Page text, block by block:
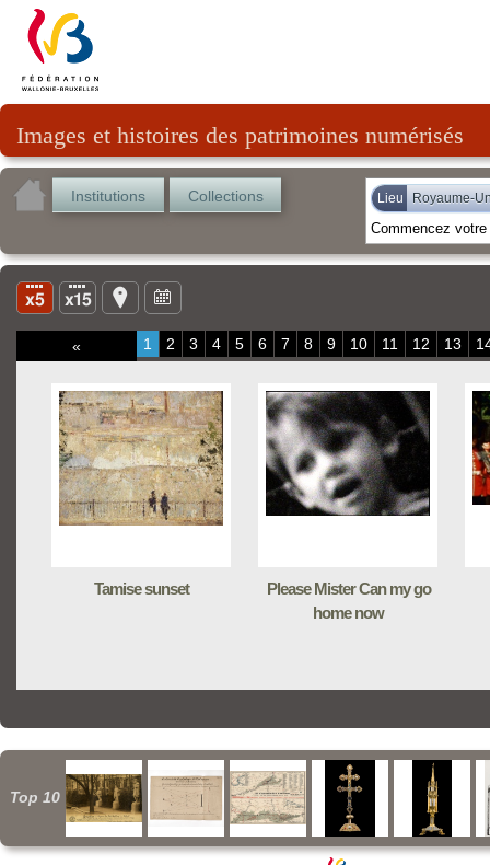
Images et histoires des patrimoines numérisés
Institutions Collections Lieu Royaume-
« 1 2 3 4 5 6 7 8 9 10 11 12 13
Tamise sunset
Please Mister Can my go
home now
Top 10